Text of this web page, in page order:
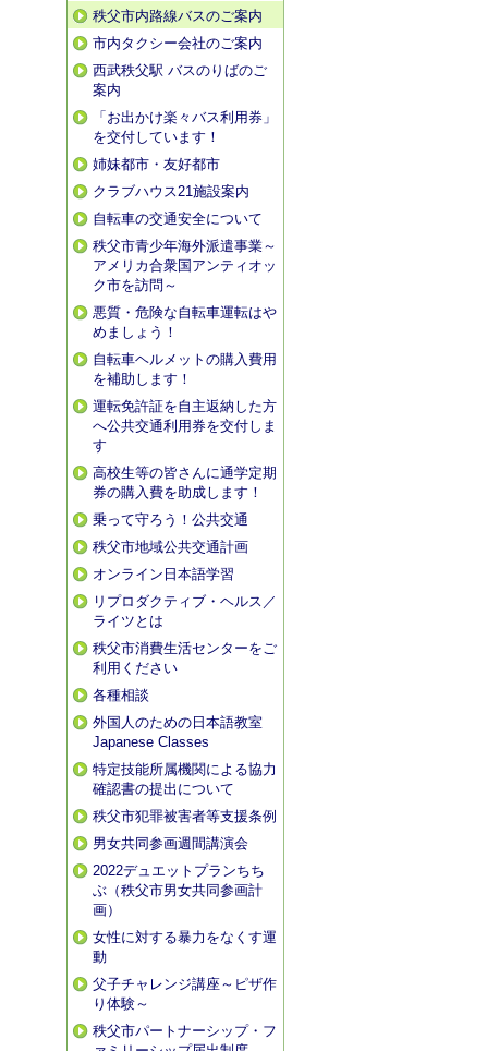
秩父市内路線バスのご案内
市内タクシー会社のご案内
西武秩父駅 バスのりばのご
案内
「お出かけ楽々バス利用券」
を交付しています！
姉妹都市・友好都市
クラブハウス21施設案内
自転車の交通安全について
秩父市青少年海外派遣事業～
アメリカ合衆国アンティオッ
ク市を訪問～
悪質・危険な自転車運転はや
めましょう！
自転車ヘルメットの購入費用
を補助します！
運転免許証を自主返納した方
へ公共交通利用券を交付しま
す
高校生等の皆さんに通学定期
券の購入費を助成します！
乗って守ろう！公共交通
秩父市地域公共交通計画
オンライン日本語学習
リプロダクティブ・ヘルス／
ライツとは
秩父市消費生活センターをご
利用ください
各種相談
外国人のための日本語教室
Japanese Classes
特定技能所属機関による協力
確認書の提出について
秩父市犯罪被害者等支援条例
男女共同参画週間講演会
2022デュエットプランちち
ぶ（秩父市男女共同参画計
画）
女性に対する暴力をなくす運
動
父子チャレンジ講座～ピザ作
り体験～
秩父市パートナーシップ・フ